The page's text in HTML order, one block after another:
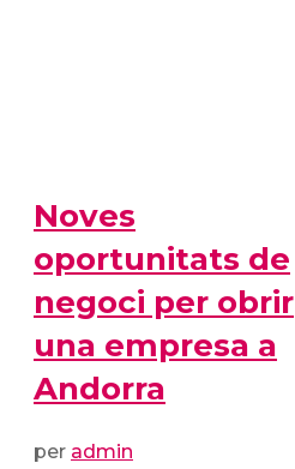
Noves
oportunitats de
negoci per obrir
una empresa a
Andorra
per admin